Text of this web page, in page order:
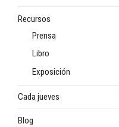
Recursos
Prensa
Libro
Exposición
Cada jueves
Blog